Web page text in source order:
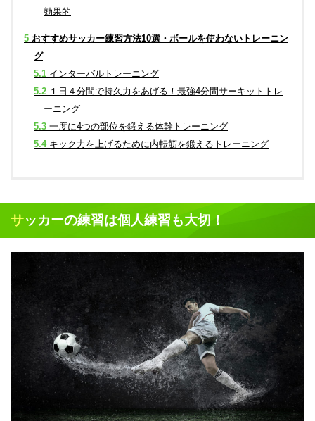
効果的
5 おすすめサッカー練習方法10選・ボールを使わないトレーニン
グ
5.1 インターバルトレーニング
5.2 １日４分間で持久力をあげる！最強4分間サーキットトレ
ーニング
5.3 一度に4つの部位を鍛える体幹トレーニング
5.4キック力を上げるために内転筋を鍛えるトレーニング
サッカーの練習は個人練習も大切！